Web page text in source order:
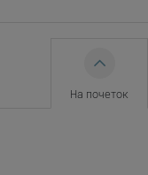
На почеток